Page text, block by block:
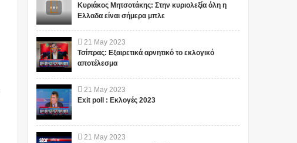
Κυριάκος Μητσοτάκης: Στην κυριολεξία όλη η
Ελλαδα είναι σήμερα μπλε
21 May 2023
Τσίπρας: Εξαιρετικά αρνητικό το εκλογικό
αποτέλεσμα
21 May 2023
Exit poll : Εκλογές 2023
21 May 2023